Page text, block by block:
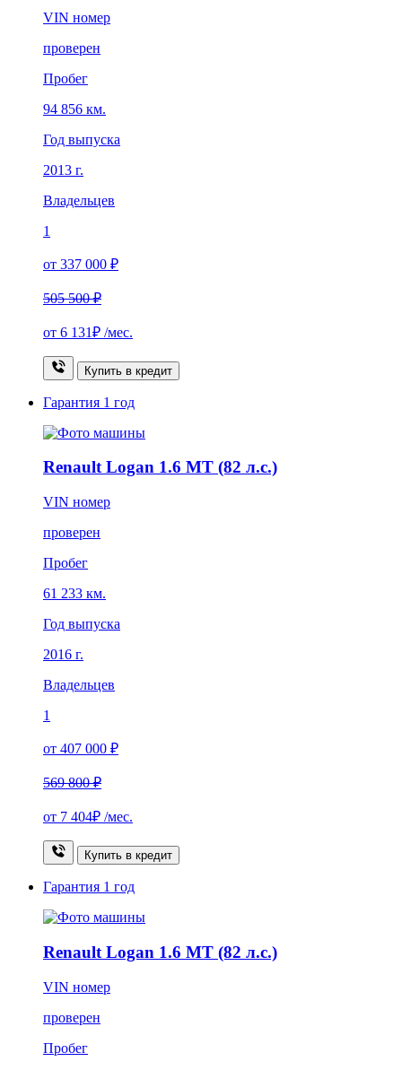
VIN номер
проверен
Пробег
94 856 км.
Год выпуска
2013 г.
Владельцев
1
от 337 000 ₽
505 500 ₽
от 6 131₽ /мес.
Купить в кредит
Гарантия 1 год
Renault Logan 1.6 MT (82 л.с.)
VIN номер
проверен
Пробег
61 233 км.
Год выпуска
2016 г.
Владельцев
1
от 407 000 ₽
569 800 ₽
от 7 404₽ /мес.
Купить в кредит
Гарантия 1 год
Renault Logan 1.6 MT (82 л.с.)
VIN номер
проверен
Пробег